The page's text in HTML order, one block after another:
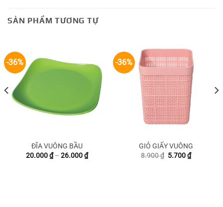
SẢN PHẨM TƯƠNG TỰ
-36%
ĐĨA VUÔNG BẦU
20.000₫ – 26.000₫Khoảng
giá:
-36%
GIỎ GIẤY VUÔNG
8.900₫ Giá
5.700₫Giá
hiện